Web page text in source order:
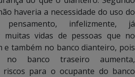
haveria a necessidade do uso do
pensamento, infelizmente, já
vidas de pessoas que no
e também no banco dianteiro, pois
banco traseiro aumenta,
riscos para o ocupante do banco